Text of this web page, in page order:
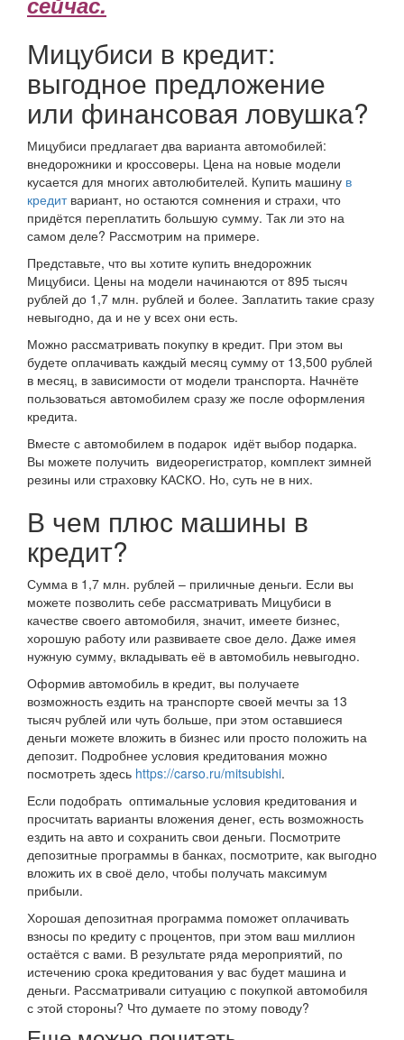
Мицубиси в кредит:
выгодное предложение
или финансовая ловушка?
Мицубиси предлагает два варианта автомобилей:
внедорожники и кроссоверы. Цена на новые модели
кусается для многих автолюбителей. Купить машину в
кредитвариант, но остаются сомнения и страхи, что
придётся переплатить большую сумму. Так ли это на
самом деле? Рассмотрим на примере.
Представьте, что вы хотите купить внедорожник
Мицубиси. Цены на модели начинаются от 895 тысяч
рублей до 1,7 млн. рублей и более. Заплатить такие сразу
невыгодно, да и не у всех они есть.
Можно рассматривать покупку в кредит. При этом вы
будете оплачивать каждый месяц сумму от 13,500 рублей
в месяц, в зависимости от модели транспорта. Начнёте
пользоваться автомобилем сразу же после оформления
кредита.
Вместе с автомобилем в подарок идёт выбор подарка.
Вы можете получить видеорегистратор, комплект зимней
резины или страховку КАСКО. Но, суть не в них.
В чем плюс машины в
кредит?
Сумма в 1,7 млн. рублей – приличные деньги. Если вы
можете позволить себе рассматривать Мицубиси в
качестве своего автомобиля, значит, имеете бизнес,
хорошую работу или развиваете свое дело. Даже имея
нужную сумму, вкладывать её в автомобиль невыгодно.
Оформив автомобиль в кредит, вы получаете
возможность ездить на транспорте своей мечты за 13
тысяч рублей или чуть больше, при этом оставшиеся
деньги можете вложить в бизнес или просто положить на
депозит. Подробнее условия кредитования можно
посмотреть здесь https://carso.ru/mitsubishi.
Если подобрать оптимальные условия кредитования и
просчитать варианты вложения денег, есть возможность
ездить на авто и сохранить свои деньги. Посмотрите
депозитные программы в банках, посмотрите, как выгодно
вложить их в своё дело, чтобы получать максимум
прибыли.
Хорошая депозитная программа поможет оплачивать
взносы по кредиту с процентов, при этом ваш миллион
остаётся с вами. В результате ряда мероприятий, по
истечению срока кредитования у вас будет машина и
деньги. Рассматривали ситуацию с покупкой автомобиля
с этой стороны? Что думаете по этому поводу?